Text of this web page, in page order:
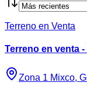
Terreno en Venta
Terreno en venta
Zona 1 Mixco,